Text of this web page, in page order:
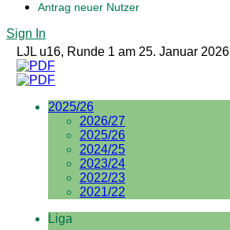
Antrag neuer Nutzer
Sign In
LJL u16, Runde 1 am 25. Januar
2025/26
2026/27
2025/26
2024/25
2023/24
2022/23
2021/22
Liga